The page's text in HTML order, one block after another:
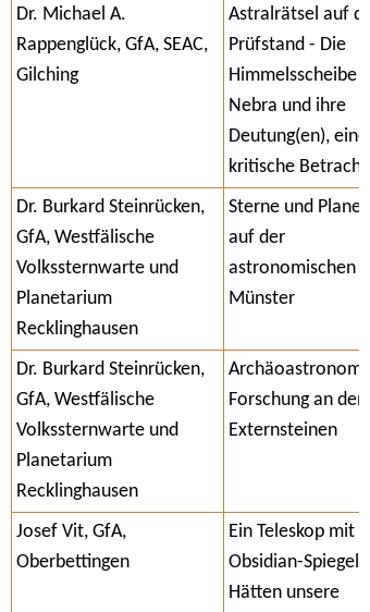
Dr. Michael A.
Rappenglück, GfA, SEAC,
Gilching
Astralrätsel auf
Prüfstand - Die
Himmelsscheibe
Nebra und ihre
Deutung(en), eine
kritische
Dr. Burkard Steinrücken,
GfA, Westfälische
Volkssternwarte und
Planetarium
Recklinghausen
Sterne und
auf der
astronomischen
Münster
Dr. Burkard Steinrücken,
GfA, Westfälische
Volkssternwarte und
Planetarium
Recklinghausen
Forschung an den
Externsteinen
Josef Vit, GfA,
Oberbettingen
Ein Teleskop mit
Obsidian-Spiegel:
Hätten unsere